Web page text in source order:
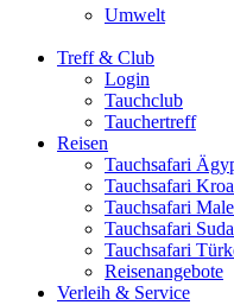
Umwelt
Treff & Club
Login
Tauchclub
Tauchertreff
Reisen
Tauchsafari
Tauchsafari
Tauchsafari
Tauchsafari
Tauchsafari
Reisenangebote
Verleih & Service